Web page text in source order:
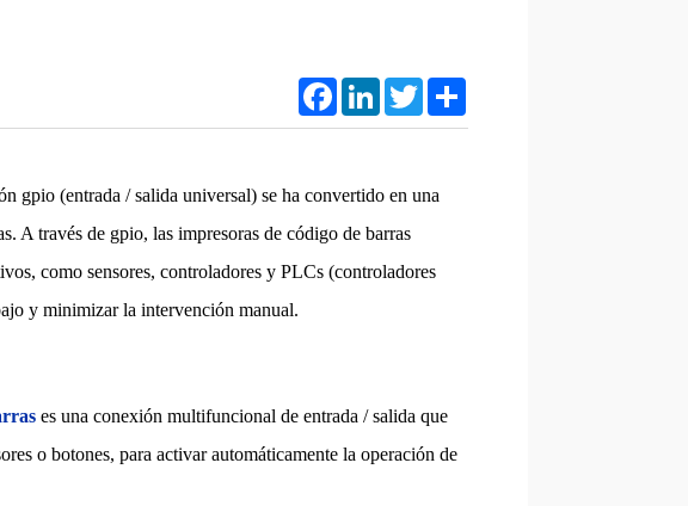
FacebookLinkedIn Twitter
gpio (entrada / salida universal) se ha convertido en una
A través de gpio, las impresoras de código de barras
como sensores, controladores y PLCs (controladores
y minimizar la intervención manual.
es una conexión multifuncional de entrada / salida que
o botones, para activar automáticamente la operación de